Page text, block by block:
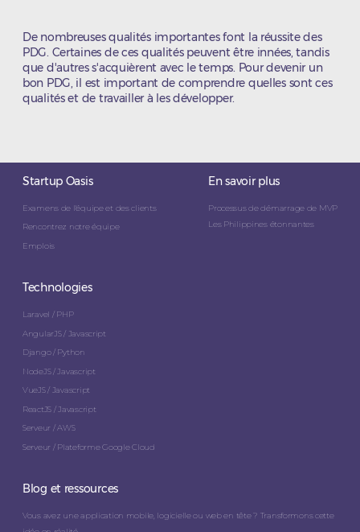
De nombreuses qualités importantes font la réussite des
PDG. Certaines de ces qualités peuvent être innées, tandis
que d'autres s'acquièrent avec le temps. Pour devenir un
bon PDG, il est important de comprendre quelles sont ces
qualités et de travailler à les développer.
Startup Oasis
Examens de l'équipe et des clients
Rencontrez notre équipe
Emplois
En savoir plus
Processus de démarrage de MVP
Les Philippines étonnantes
Technologies
Laravel / PHP
AngularJS / Javascript
Django / Python
NodeJS / Javascript
VueJS / Javascript
ReactJS / Javascript
Serveur / AWS
Serveur / Plateforme Google Cloud
Blog et ressources
Vous avez une application mobile, logicielle ou web en tête ? Transformons cette